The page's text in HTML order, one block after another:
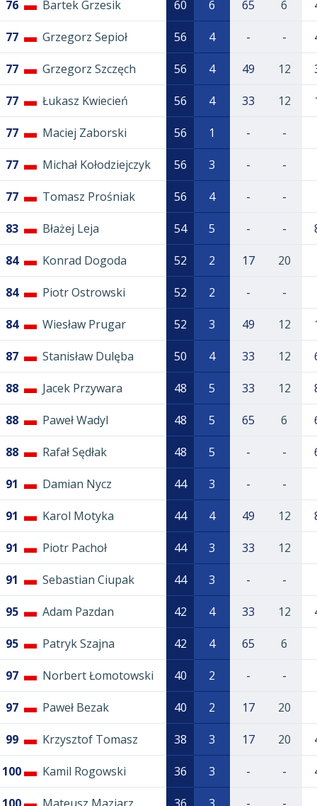
76 Bartek Grzesik 60 6 65 6
77 Grzegorz Sepioł 56 4 - -
77 Grzegorz Szczęch 56 4 49 12
77 Łukasz Kwiecień 56 4 33 12
77 Maciej Zaborski 56 1 - -
77 Michał Kołodziejczyk 56 3 - -
77 Tomasz Prośniak 56 4 - -
83 Błażej Leja 54 5 - -
84 Konrad Dogoda 52 2 17 20
84 Piotr Ostrowski 52 2 - -
84 Wiesław Prugar 52 3 49 12
87 Stanisław Dulęba 50 4 33 12
88 Jacek Przywara 48 5 33 12
88 Paweł Wadyl 48 5 65 6
88 Rafał Sędłak 48 5 - -
91 Damian Nycz 44 3 - -
91 Karol Motyka 44 4 49 12
91 Piotr Pachoł 44 3 33 12
91 Sebastian Ciupak 44 3 - -
95 Adam Pazdan 42 4 33 12
95 Patryk Szajna 42 4 65 6
97 Norbert Łomotowski 40 2 - -
97 Paweł Bezak 40 2 17 20
99 Krzysztof Tomasz 38 3 17 20
100 Kamil Rogowski 36 3 - -